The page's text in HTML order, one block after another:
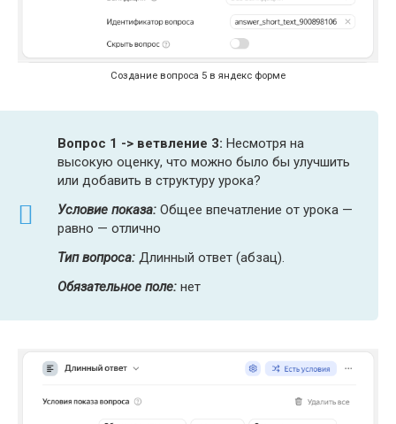
Создание вопроса 5 в яндекс форме
Вопрос 1 -> ветвление 3: Несмотря на
высокую оценку, что можно было бы улучшить
или добавить в структуру урока?
Условие показа: Общее впечатление от урока —
равно — отлично
Тип вопроса: Длинный ответ (абзац).
Обязательное поле: нет